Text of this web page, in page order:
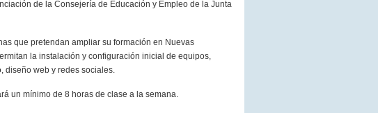
de la Consejería de Educación y Empleo de la Junta
que pretendan ampliar su formación en Nuevas
la instalación y configuración inicial de equipos,
diseño web y redes sociales.
un mínimo de 8 horas de clase a la semana.